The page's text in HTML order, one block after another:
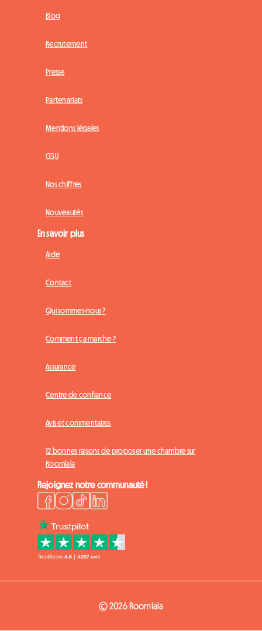
Blog
Recrutement
Presse
Partenariats
Mentions légales
CGU
Nos chiffres
Nouveautés
En savoir plus
Aide
Contact
Qui sommes-nous ?
Comment ça marche ?
Assurance
Centre de confiance
Avis et commentaires
12 bonnes raisons de proposer une chambre sur
Roomlala
Rejoignez notre communauté !
© 2026 Roomlala